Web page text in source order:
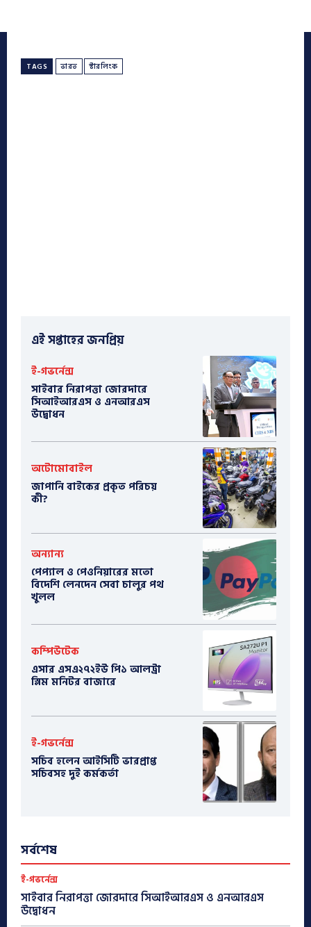
TAGS ভারত স্টারলিংক
এই সপ্তাহের জনপ্রিয়
ই-গভর্নেন্স
সাইবার নিরাপত্তা জোরদারে
সিআইআরএস ও এনআরএস
উদ্বোধন
অটোমোবাইল
​জাপানি বাইকের প্রকৃত পরিচয়
কী?
অন্যান্য
পেপ্যাল ও পেওনিয়ারের মতো
বিদেশি লেনদেন সেবা চালুর পথ
খুলল
কম্পিউটেক
এসার এসএ২৭২ইউ পি১ আলট্রা
স্লিম মনিটর বাজারে
ই-গভর্নেন্স
সচিব হলেন আইসিটি ভারপ্রাপ্ত
সচিবসহ দুই কর্মকর্তা
সর্বশেষ
ই-গভর্নেন্স
সাইবার নিরাপত্তা জোরদারে সিআইআরএস ও এনআরএস
উদ্বোধন